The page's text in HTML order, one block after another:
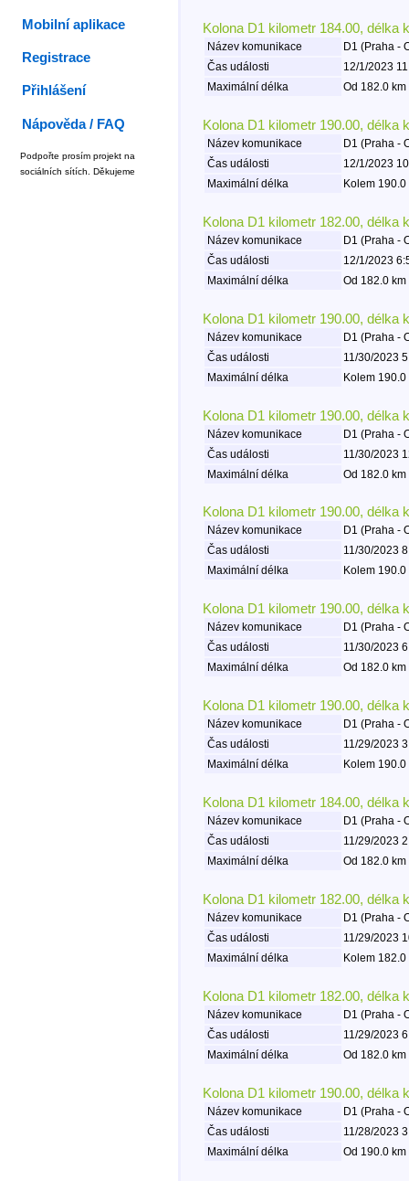
Kolona D1 kilometr 184.00, délka
Název komunikace
D1 (Praha -
Čas události
12/1/2023
Maximální délka
Od 182.0
Kolona D1 kilometr 190.00, délka
Název komunikace
D1 (Praha -
Čas události
12/1/2023
Maximální délka
Kolem
Kolona D1 kilometr 182.00, délka
Název komunikace
D1 (Praha -
Čas události
12/1/2023
Maximální délka
Od 182.0
Kolona D1 kilometr 190.00, délka
Název komunikace
D1 (Praha -
Čas události
11/30/2023
Maximální délka
Kolem
Kolona D1 kilometr 190.00, délka
Název komunikace
D1 (Praha -
Čas události
11/30/2023
Maximální délka
Od 182.0
Kolona D1 kilometr 190.00, délka
Název komunikace
D1 (Praha -
Čas události
11/30/2023
Maximální délka
Kolem
Kolona D1 kilometr 190.00, délka
Název komunikace
D1 (Praha -
Čas události
11/30/2023
Maximální délka
Od 182.0
Kolona D1 kilometr 190.00, délka
Název komunikace
D1 (Praha -
Čas události
11/29/2023
Maximální délka
Kolem
Kolona D1 kilometr 184.00, délka
Název komunikace
D1 (Praha -
Čas události
11/29/2023
Maximální délka
Od 182.0
Kolona D1 kilometr 182.00, délka
Název komunikace
D1 (Praha -
Čas události
11/29/2023
Maximální délka
Kolem
Kolona D1 kilometr 182.00, délka
Název komunikace
D1 (Praha -
Čas události
11/29/2023
Maximální délka
Od 182.0
Kolona D1 kilometr 190.00, délka
Název komunikace
D1 (Praha -
Čas události
11/28/2023
Maximální délka
Od 190.0
Mobilní aplikace
Registrace
Přihlášení
Nápověda / FAQ
Podpořte prosím projekt na
sociálních sítích. Děkujeme